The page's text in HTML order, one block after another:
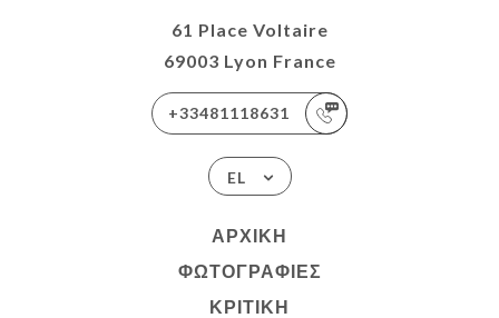
61 Place Voltaire
69003 Lyon France
+33481118631
EL
ΑΡΧΙΚΉ
ΦΩΤΟΓΡΑΦΊΕΣ
ΚΡΙΤΙΚΉ